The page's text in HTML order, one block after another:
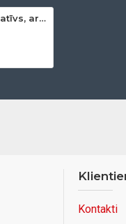
Max-I lielais Koka statīvs, ar dubulto fiksāciju
Kontakti